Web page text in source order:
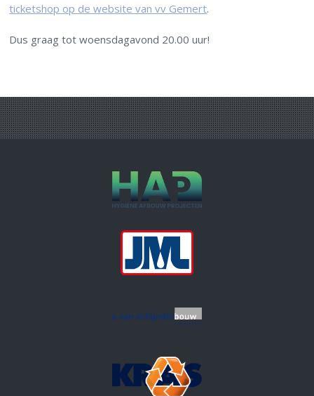
ticketshop op de website van vv Gemert.
Dus graag tot woensdagavond 20.00 uur!